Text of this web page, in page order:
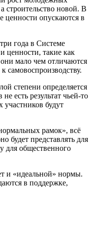
строительство новой. В
ценности опускаются в
года в Системе
ценности, такие как
мало чем отличаются
степени определяется
есть результат чьей-то
будут
рамок», всё
будет представлять для
для общественного
и «идеальной» нормы.
в поддержке,